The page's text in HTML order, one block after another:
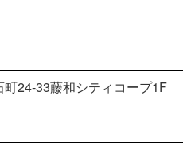
24-33藤和シティコープ1F